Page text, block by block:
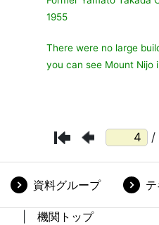
/
資料グループ
機関トップ